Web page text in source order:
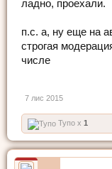
ладно, проехали.
п.с. а, ну еще на
строгая
числе
7 лис 2015
Тупо x 1